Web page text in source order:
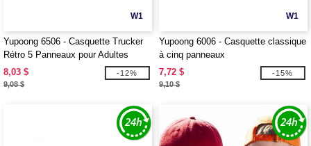
W1
Yupoong 6506 - Casquette Trucker
Rétro 5 Panneaux pour Adultes
8,03 $
9,08 $
-12%
W1
Yupoong 6006 - Casquette classique
à cinq panneaux
7,72 $
9,10 $
-15%